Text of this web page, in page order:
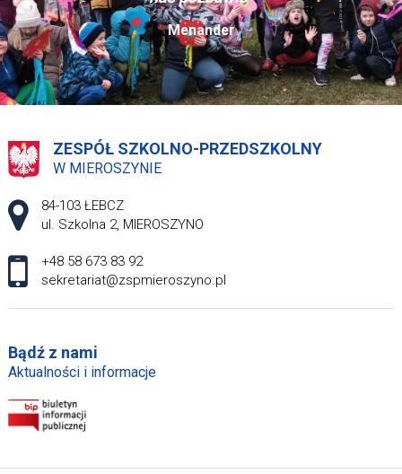
Menander
ZESPÓŁ SZKOLNO-PRZEDSZKOLNY
W MIEROSZYNIE
Adres pocztowy:
84-103 ŁEBCZ
ul. Szkolna 2, MIEROSZYNO
+48 58 673 83 92
sekretariat@zspmieroszyno.pl
Bądź z nami
Aktualności i informacje